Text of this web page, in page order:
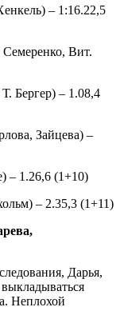
– 1:16.22,5
Вит.
Бергер) – 1.08,4
Зайцева) –
– 1.26,6 (1+10)
– 2.35,3 (1+11)
Дарья,
выкладываться
Неплохой